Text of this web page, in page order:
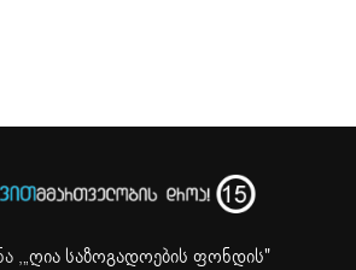
,„ღია საზოგადოების ფონდის"